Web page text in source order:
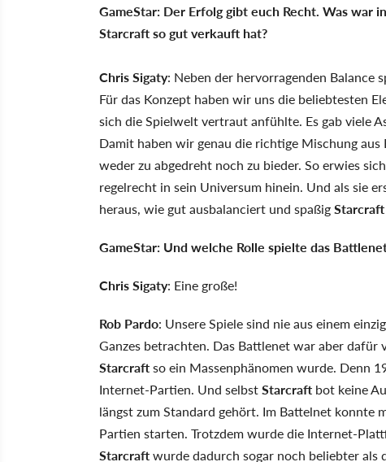
GameStar: Der Erfolg gibt euch Recht. Was war
Starcraft so gut verkauft hat?
Chris Sigaty: Neben der hervorragenden Balance
Für das Konzept haben wir uns die beliebtesten
sich die Spielwelt vertraut anfühlte. Es gab viele
Damit haben wir genau die richtige Mischung
weder zu abgedreht noch zu bieder. So erwies sich
regelrecht in sein Universum hinein. Und als sie
heraus, wie gut ausbalanciert und spaßigStarcraft
GameStar: Und welche Rolle spielte das
Chris Sigaty: Eine große!
Rob Pardo: Unsere Spiele sind nie aus einem
Ganzes betrachten. Das Battlenet war aber
Starcraftso ein Massenphänomen wurde. Denn
Internet-Partien. Und selbstStarcraft bot keine
längst zum Standard gehört. Im Battelnet konnte
Partien starten. Trotzdem wurde die Internet-
Starcraftwurde dadurch sogar noch beliebter als